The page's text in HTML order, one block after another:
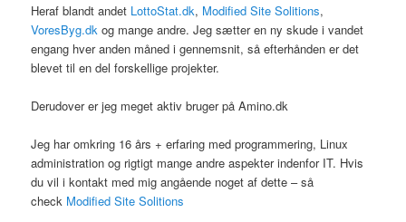
Heraf blandt andet LottoStat.dk, Modified Site Solitions,
VoresByg.dk og mange andre. Jeg sætter en ny skude i vandet
engang hver anden måned i gennemsnit, så efterhånden er det
blevet til en del forskellige projekter.
Derudover er jeg meget aktiv bruger på Amino.dk
Jeg har omkring 16 års + erfaring med programmering, Linux
administration og rigtigt mange andre aspekter indenfor IT. Hvis
du vil i kontakt med mig angående noget af dette – så
check Modified Site Solitions